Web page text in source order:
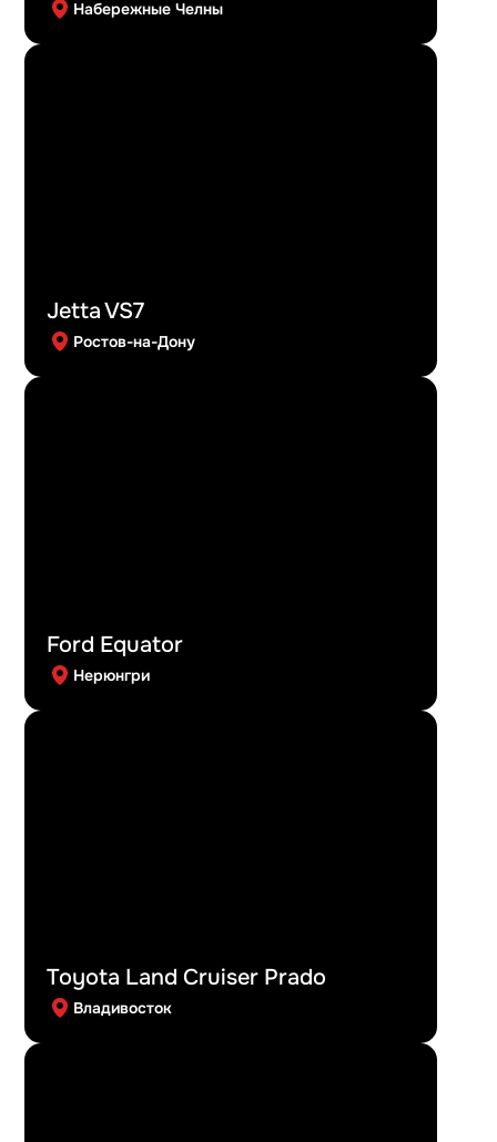
Набережные Челны
Jetta VS7
Ростов-на-Дону
Ford Equator
Нерюнгри
Toyota Land Cruiser Prado
Владивосток